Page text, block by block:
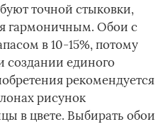
точной стыковки,
гармоничным. Обои с
в 10-15%, потому
создании единого
рекомендуется
рисунок
в цвете. Выбирать обои